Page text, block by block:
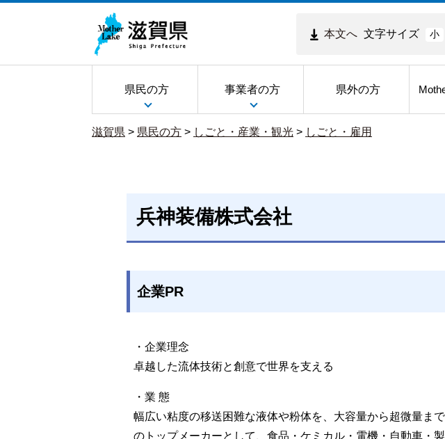
本文へ 文字サイズ 小
県民の方 事業者の方 県外の方
滋賀県 > 県民の方 > しごと・産業・観光 > しごと・雇用
兵神装備株式会社
企業PR
・企業理念
卓越した流体技術と創意で世界を支える
・業 態
幅広い粘度の移送困難な液体や粉体を、大容量から超微量ま
のトップメーカーとして、食品・ケミカル・電機・自動車・